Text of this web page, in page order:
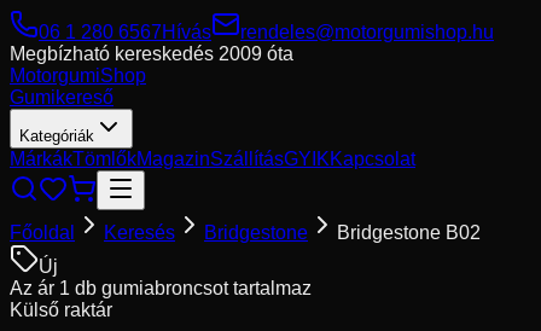
06 1 280 6567Hívás
rendeles@motorgumishop.hu
Megbízható kereskedés 2009 óta
MotorgumiShop
Gumikereső
Kategóriák
MárkákTömlőkMagazinSzállításGYIKKapcsolat
Főoldal Keresés Bridgestone
Bridgestone B02
Új
Az ár 1 db gumiabroncsot tartalmaz
Külső raktár